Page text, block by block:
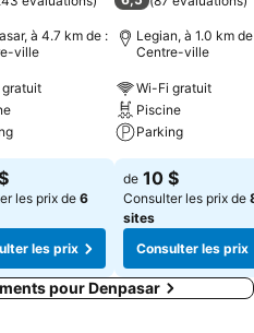
à 4.7 km de :
ville
les prix de 6
les prix
Legian, à 1.0 km
Centre-ville
Wi-Fi gratuit
Piscine
Parking
de 10 $
Consulter les prix de
sites
Consulter les prix
pour Denpasar